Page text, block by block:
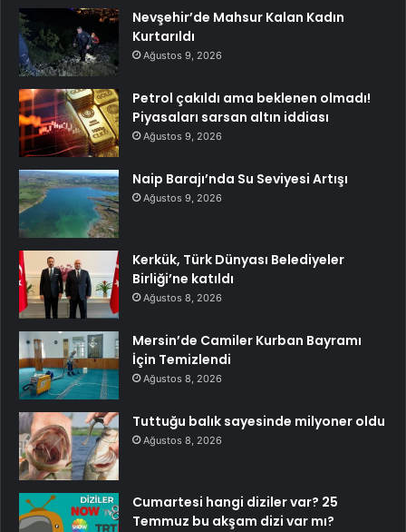
Nevşehir’de Mahsur Kalan Kadın
Kurtarıldı
Ağustos 9, 2026
Petrol çakıldı ama beklenen olmadı!
Piyasaları sarsan altın iddiası
Ağustos 9, 2026
Naip Barajı’nda Su Seviyesi Artışı
Ağustos 9, 2026
Kerkük, Türk Dünyası Belediyeler
Birliği’ne katıldı
Ağustos 8, 2026
Mersin’de Camiler Kurban Bayramı
İçin Temizlendi
Ağustos 8, 2026
Tuttuğu balık sayesinde milyoner oldu
Ağustos 8, 2026
Cumartesi hangi diziler var? 25
Temmuz bu akşam dizi var mı?